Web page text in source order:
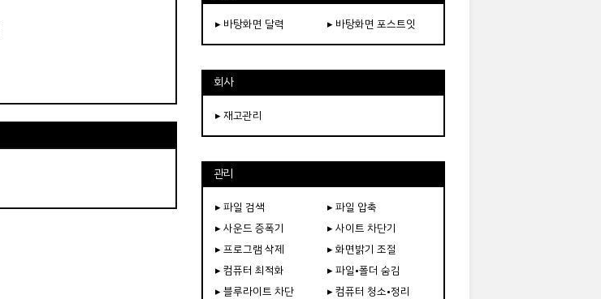
▸ 바탕화면 달력 ▸ 바탕화면 포스트잇
회사
▸ 재고관리
관리
▸ 파일 검색
▸ 파일 압축
▸ 사운드 증폭기
▸ 사이트 차단기
▸ 프로그램 삭제
▸ 화면밝기 조절
▸ 컴퓨터 최적화
▸ 파일•폴더 숨김
▸ 블루라이트 차단
▸ 컴퓨터 청소•정리